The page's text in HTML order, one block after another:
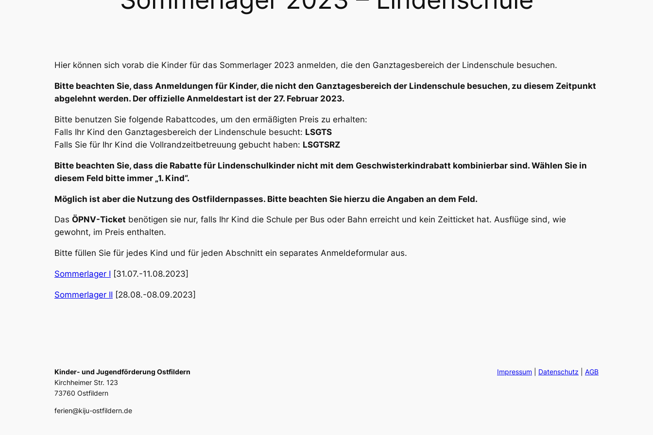
Hier können sich vorab die Kinder für das Sommerlager 2023 anmelden, die den Ganztagesbereich der Lindenschule besuchen.
Bitte beachten Sie, dass Anmeldungen für Kinder, die nicht den Ganztagesbereich der Lindenschule besuchen, zu diesem Zeitpunkt
abgelehnt werden. Der offizielle Anmeldestart ist der 27. Februar 2023.
Bitte benutzen Sie folgende Rabattcodes, um den ermäßigten Preis zu erhalten:
Falls Ihr Kind den Ganztagesbereich der Lindenschule besucht: LSGTS
Falls Sie für Ihr Kind die Vollrandzeitbetreuung gebucht haben: LSGTSRZ
Bitte beachten Sie, dass die Rabatte für Lindenschulkinder nicht mit dem Geschwisterkindrabatt kombinierbar sind. Wählen Sie in
diesem Feld bitte immer „1. Kind“.
Möglich ist aber die Nutzung des Ostfildernpasses. Bitte beachten Sie hierzu die Angaben an dem Feld.
Das ÖPNV-Ticket benötigen sie nur, falls Ihr Kind die Schule per Bus oder Bahn erreicht und kein Zeitticket hat. Ausflüge sind, wie
gewohnt, im Preis enthalten.
Bitte füllen Sie für jedes Kind und für jeden Abschnitt ein separates Anmeldeformular aus.
Sommerlager I [31.07.-11.08.2023]
Sommerlager II [28.08.-08.09.2023]
Kinder- und Jugendförderung Ostfildern
Kirchheimer Str. 123
73760 Ostfildern
ferien@kiju-ostfildern.de
Impressum Datenschutz AGB